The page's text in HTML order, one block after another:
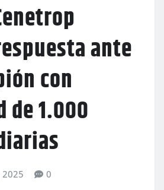
ante
con
de 1.000
2025 0